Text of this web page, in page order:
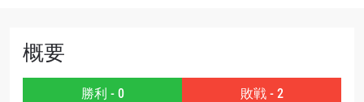
概要
勝利 - 0 敗戦 - 2
ハイライトを見る